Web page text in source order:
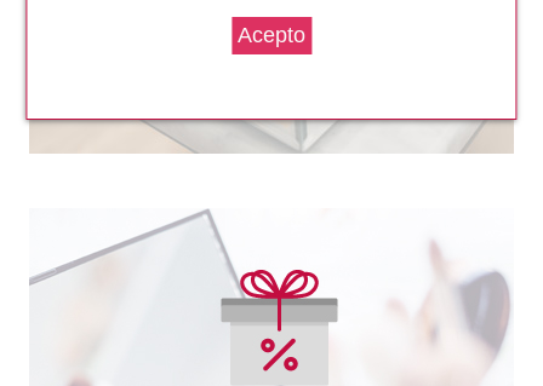
CATRICE
CATRICE DISNEY PRINCESS
SÉRUM FACIAL BELLA 020